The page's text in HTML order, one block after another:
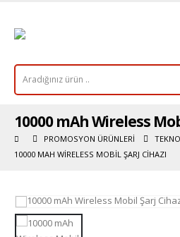
10000 mAh Wireless
PROMOSYON ÜRÜNLERI
10000 MAH WIRELESS MOBIL ŞARJ CIHAZI